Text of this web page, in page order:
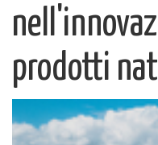
prodotti